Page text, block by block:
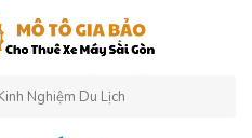
Nghiệm Du Lịch